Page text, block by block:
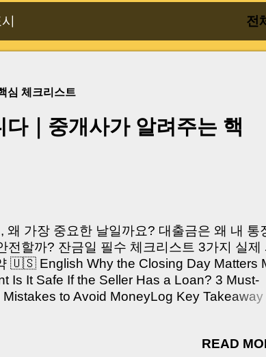
전
심 체크리스트
｜중개사가 알려주는 핵
가장 중요한 날일까요? 대출금은 왜 내 통
할까? 잔금일 필수 체크리스트 3가지 실제
🇺🇸 English Why the Closing Day Matters
Is It Safe If the Seller Has a Loan? 3 Must-
to Avoid MoneyLog Key Takeaway
니다. 실제로 제가 중개 현장에서 겪었던 일
READ